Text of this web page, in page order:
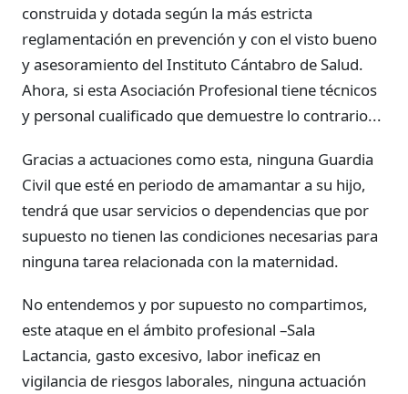
construida y dotada según la más estricta
reglamentación en prevención y con el visto bueno
y asesoramiento del Instituto Cántabro de Salud.
Ahora, si esta Asociación Profesional tiene técnicos
y personal cualificado que demuestre lo contrario...
Gracias a actuaciones como esta, ninguna Guardia
Civil que esté en periodo de amamantar a su hijo,
tendrá que usar servicios o dependencias que por
supuesto no tienen las condiciones necesarias para
ninguna tarea relacionada con la maternidad.
No entendemos y por supuesto no compartimos,
este ataque en el ámbito profesional –Sala
Lactancia, gasto excesivo, labor ineficaz en
vigilancia de riesgos laborales, ninguna actuación